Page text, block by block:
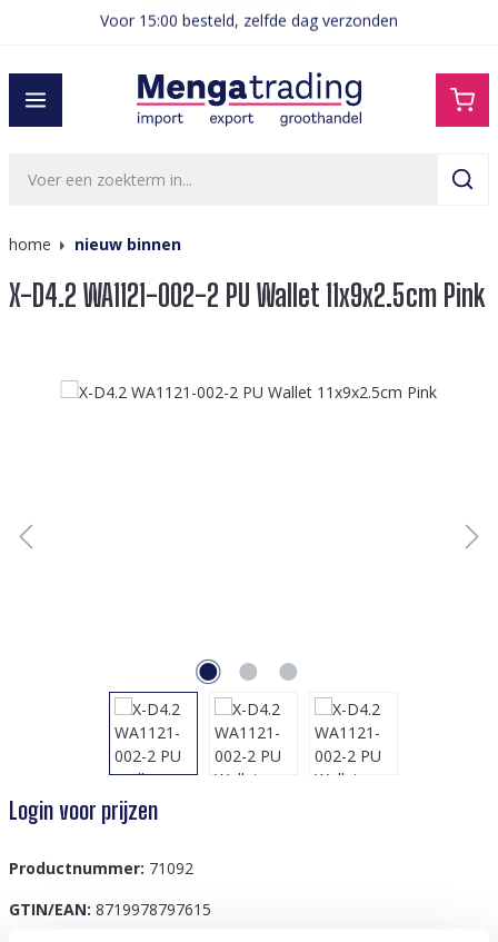
Voor 15:00 besteld, zelfde dag verzonden
home nieuw binnen
X-D4.2 WA1121-002-2 PU Wallet 11x9x2.5cm Pink
Afbeeldingengalerij overslaan
Login voor prijzen
Productnummer: 71092
GTIN/EAN: 8719978797615